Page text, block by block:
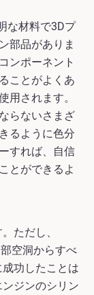
な材料で3Dプ
部品がありま
ンポーネント
ことがよくあ
用されます。
らないさまざ
るように色分
すれば、自信
とができるよ
ただし、
空洞からすべ
功したことは
ジンのシリン